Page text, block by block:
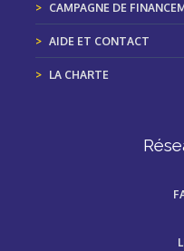
CAMPAGNE DE
AIDE ET CONTACT
LA CHARTE